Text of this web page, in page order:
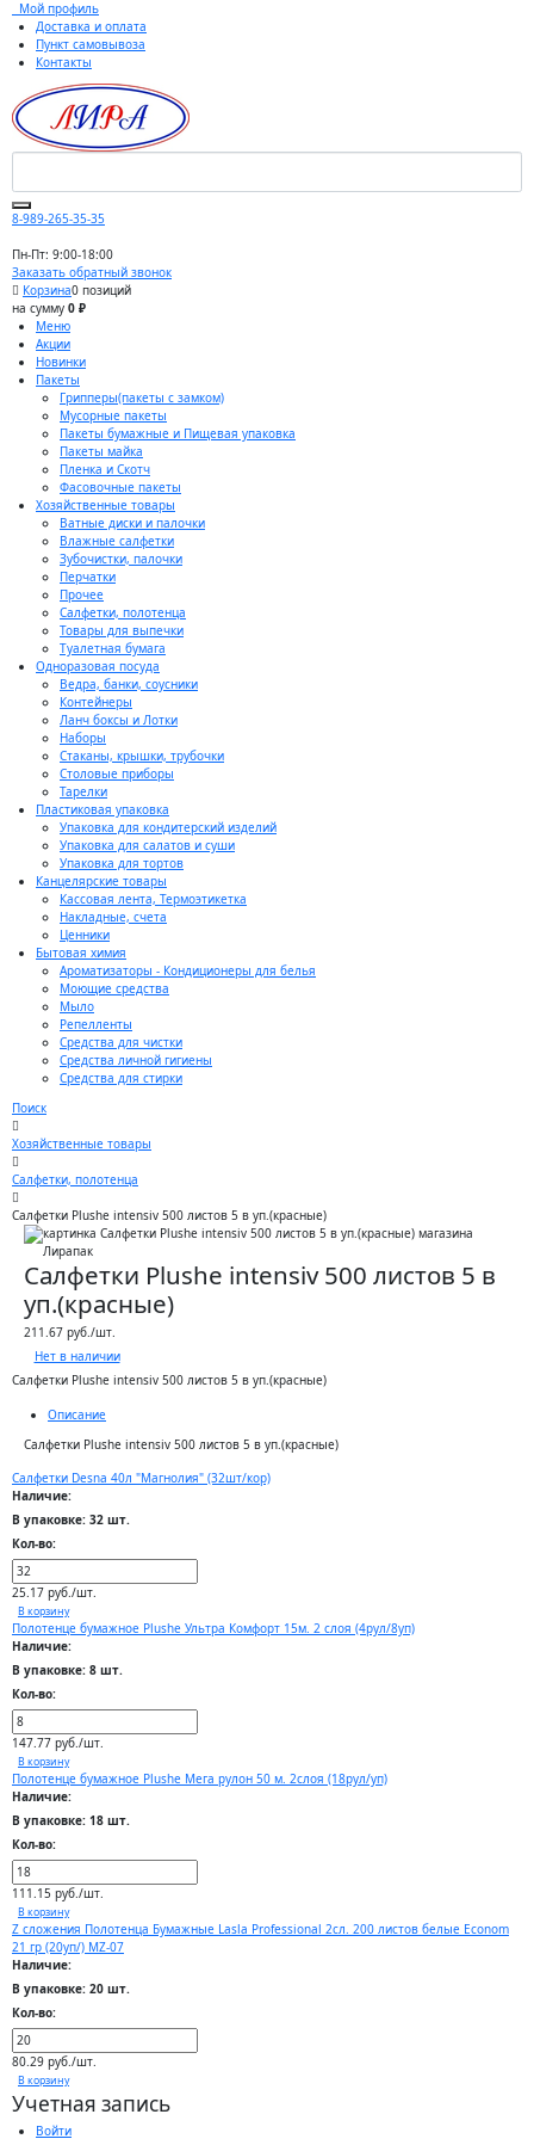
Мой профиль
Доставка и оплата
Пункт самовывоза
Контакты
8-989-265-35-35
Пн-Пт: 9:00-18:00
Заказать обратный звонок
Корзина0 позиций
на сумму 0 ₽
Меню
Акции
Новинки
Пакеты
Грипперы(пакеты с замком)
Мусорные пакеты
Пакеты бумажные и Пищевая упаковка
Пакеты майка
Пленка и Скотч
Фасовочные пакеты
Хозяйственные товары
Ватные диски и палочки
Влажные салфетки
Зубочистки, палочки
Перчатки
Прочее
Салфетки, полотенца
Товары для выпечки
Туалетная бумага
Одноразовая посуда
Ведра, банки, соусники
Контейнеры
Ланч боксы и Лотки
Наборы
Стаканы, крышки, трубочки
Столовые приборы
Тарелки
Пластиковая упаковка
Упаковка для кондитерский изделий
Упаковка для салатов и суши
Упаковка для тортов
Канцелярские товары
Кассовая лента, Термоэтикетка
Накладные, счета
Ценники
Бытовая химия
Ароматизаторы - Кондиционеры для белья
Моющие средства
Мыло
Репелленты
Средства для чистки
Средства личной гигиены
Средства для стирки
Поиск
Хозяйственные товары
Салфетки, полотенца
Салфетки Plushe intensiv 500 листов 5 в уп.(красные)
Салфетки Plushe intensiv 500 листов 5 в
уп.(красные)
211.67 руб./шт.
Нет в наличии
Салфетки Plushe intensiv 500 листов 5 в уп.(красные)
Описание
Салфетки Plushe intensiv 500 листов 5 в уп.(красные)
Салфетки Desna 40л "Магнолия" (32шт/кор)
Наличие:
В упаковке: 32 шт.
Кол-во:
25.17 руб./шт.
В корзину
Полотенце бумажное Plushe Ультра Комфорт 15м. 2 слоя (4рул/8уп)
Наличие:
В упаковке: 8 шт.
Кол-во:
147.77 руб./шт.
В корзину
Полотенце бумажное Plushe Мега рулон 50 м. 2слоя (18рул/уп)
Наличие:
В упаковке: 18 шт.
Кол-во:
111.15 руб./шт.
В корзину
Z сложения Полотенца Бумажные Lasla Professional 2сл. 200 листов белые Econom
21 гр (20уп/) MZ-07
Наличие:
В упаковке: 20 шт.
Кол-во:
80.29 руб./шт.
В корзину
Учетная запись
Войти